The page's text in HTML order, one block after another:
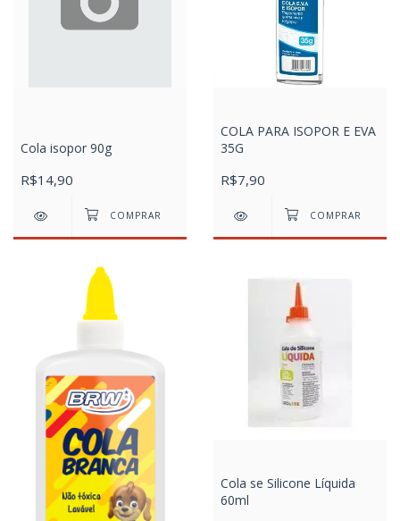
Cola isopor 90g
R$14,90
COLA PARA ISOPOR E EVA
35G
R$7,90
Cola se Silicone Líquida
60ml